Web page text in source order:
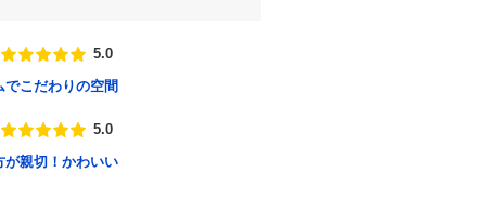
点数
5.0
でこだわりの空間
点数
5.0
が親切！かわいい